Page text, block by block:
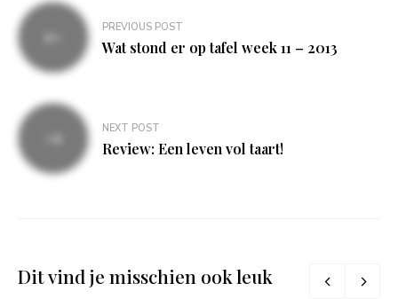
Bericht
navigatie
PREVIOUS POST
Wat stond er op tafel week 11 – 2013
NEXT POST
Review: Een leven vol taart!
Dit vind je misschien ook leuk